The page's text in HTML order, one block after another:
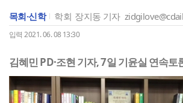
목회·신학 학회 장지동 기자
입력 2021. 06. 08 13:30
김혜민 PD·조현 기자, 7일 기윤실 연속토